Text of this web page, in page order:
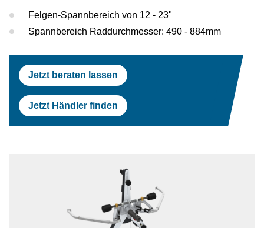
Felgen-Spannbereich von 12 - 23"
Spannbereich Raddurchmesser: 490 - 884mm
Jetzt beraten lassen
Jetzt Händler finden
Scheinwerferprüfung
Radwuchtmaschinen
Reifenmontiergeräte
Porsche
Volvo
Renault
Radwuchtmaschinen
Reifenmontiergeräte